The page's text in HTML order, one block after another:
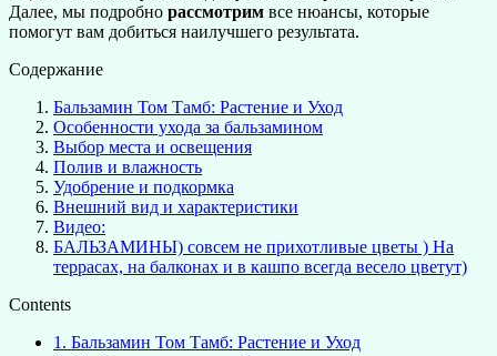
Далее, мы подробно рассмотрим все нюансы, которые
помогут вам добиться наилучшего результата.
Содержание
Бальзамин Том Тамб: Растение и Уход
Особенности ухода за бальзамином
Выбор места и освещения
Полив и влажность
Удобрение и подкормка
Внешний вид и характеристики
Видео:
БАЛЬЗАМИНЫ) совсем не прихотливые цветы ) На
террасах, на балконах и в кашпо всегда весело цветут)
Contents
1. Бальзамин Том Тамб: Растение и Уход